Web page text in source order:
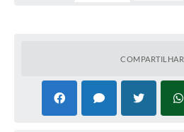
COMPARTILHAR